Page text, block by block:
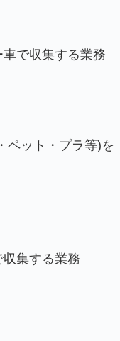
で収集する業務
ペット・プラ等)を
集する業務